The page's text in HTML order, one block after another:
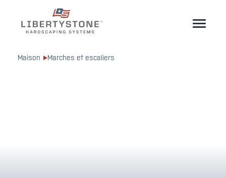
Maison Marches et escaliers